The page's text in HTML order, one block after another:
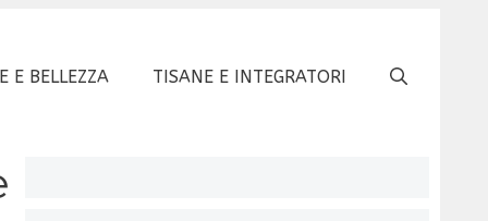
E BELLEZZA TISANE E INTEGRATORI